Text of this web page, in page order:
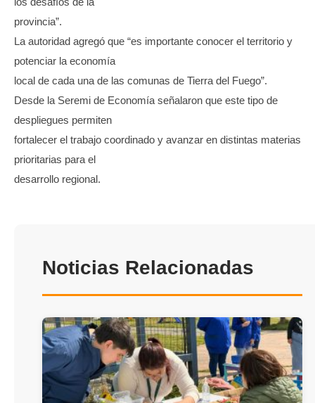
provincia”.
La autoridad agregó que “es importante conocer el territorio y
potenciar la economía
local de cada una de las comunas de Tierra del Fuego”.
Desde la Seremi de Economía señalaron que este tipo de
despliegues permiten
fortalecer el trabajo coordinado y avanzar en distintas materias
prioritarias para el
desarrollo regional.
Noticias Relacionadas